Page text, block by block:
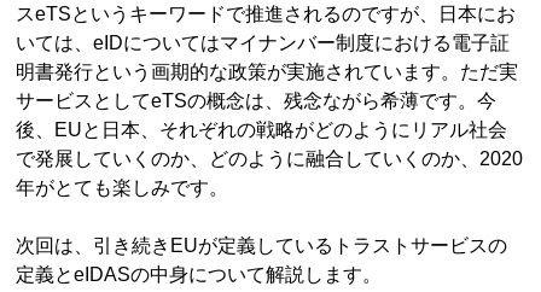
スeTSというキーワードで推進されるのですが、日本にお
いては、eIDについてはマイナンバー制度における電子証
明書発行という画期的な政策が実施されています。ただ実
サービスとしてeTSの概念は、残念ながら希薄です。今
後、EUと日本、それぞれの戦略がどのようにリアル社会
で発展していくのか、どのように融合していくのか、2020
年がとても楽しみです。
次回は、引き続きEUが定義しているトラストサービスの
定義とeIDASの中身について解説します。